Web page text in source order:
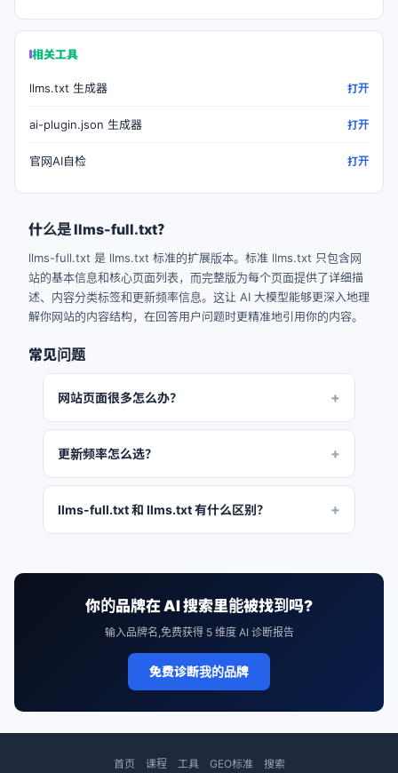
相关工具
llms.txt 生成器 打开
ai-plugin.json 生成器 打开
官网AI自检 打开
什么是 llms-full.txt？
llms-full.txt 是 llms.txt 标准的扩展版本。标准 llms.txt 只包含网
站的基本信息和核心页面列表，而完整版为每个页面提供了详细描
述、内容分类标签和更新频率信息。这让 AI 大模型能够更深入地理
解你网站的内容结构，在回答用户问题时更精准地引用你的内容。
常见问题
网站页面很多怎么办？
不需要把所有页面都加进去，选择最重要的 10-20 个核
心页面即可。AI 会通过 sitemap 发现其他页面。
更新频率怎么选？
daily 适合新闻/博客，weekly 适合产品页，monthly
适合关于我们/联系方式等不常变的页面。
llms-full.txt 和 llms.txt 有什么区别？
优先读 llms.txt 获取概览，需要更多细节时再读 llms-
你的品牌在 AI 搜索里能被找到吗?
输入品牌名,免费获得 5 维度 AI 诊断报告
免费诊断我的品牌
首页 课程 工具 GEO标准 搜索